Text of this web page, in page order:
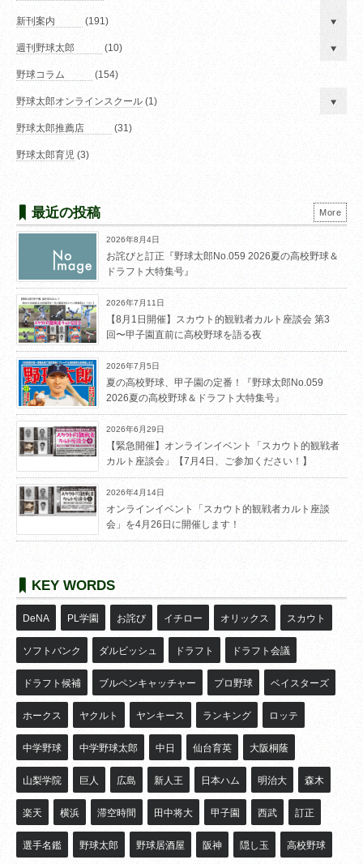
新刊案内 (191)
週刊野球太郎 (10)
野球コラム (154)
野球太郎オンラインスクール (1)
野球太郎推薦店 (31)
野球太郎育児 (3)
最近の投稿
2026年8月4日
お詫びと訂正『野球太郎No.059 2026夏の高校野球＆
ドラフト大特集号』
2026年7月11日
【8月1日開催】スカウト的観戦者カルト座談会 第3
回〜甲子園直前に高校野球を語る夜
2026年7月5日
夏の高校野球、甲子園の定番！『野球太郎No.059
2026夏の高校野球＆ドラフト大特集号』
2026年6月29日
【緊急開催】オンラインイベント「スカウト的観戦者
カルト座談会」【7月4日、ご参加ください！】
2026年4月14日
オンラインイベント「スカウト的観戦者カルト座談
会」を4月26日に開催します！
More
KEY WORDS
DeNA PL学園 お詫び イチロー オリックス スカウト
ソフトバンク ダルビッシュ ドラフト ドラフト会議
ドラフト候補 ブルペンキャッチャー プロ野球 ベイスターズ
ホークス ヤクルト ヤンキース ランキング ロッテ
中学野球 中学野球太郎 中日 仙台育英 大阪桐蔭
山梨学院 巨人 広島 新人王 日本ハム 明治大 森木
楽天 横浜 滞空時間 田中将大 甲子園 西武 訂正
選手名鑑 野球太郎 野球居酒屋 阪神 隠し玉 高校野球